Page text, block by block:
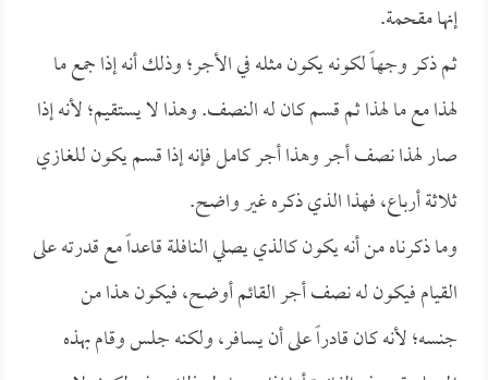
إنها مقحمة.
ثم ذكر وجهاً لكونه يكون مثله في الأجر؛ وذلك أنه إذا جمع ما
لهذا مع ما لهذا ثم قسم كان له النصف. وهذا لا يستقيم؛ لأنه إذا
صار لهذا نصف أجر وهذا أجر كامل فإنه إذا قسم يكون للغازي
ثلاثة أرباع، فهذا الذي ذكره غير واضح.
وما ذكرناه من أنه يكون كالذي يصلي النافلة قاعداً مع قدرته على
القيام فيكون له نصف أجر القائم أوضح، فيكون هذا من
جنسه؛ لأنه كان قادراً على أن يسافر، ولكنه جلس وقام بهذه